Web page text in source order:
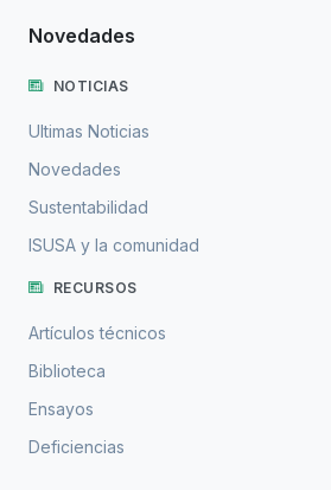
Novedades
NOTICIAS
Ultimas Noticias
Novedades
Sustentabilidad
ISUSA y la comunidad
RECURSOS
Artículos técnicos
Biblioteca
Ensayos
Deficiencias